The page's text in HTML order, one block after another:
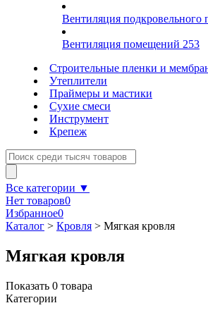
Вентиляция подкровельного
Вентиляция помещений 253
Строительные пленки и
Утеплители
Праймеры и мастики
Сухие смеси
Инструмент
Крепеж
Все категории ▼
Нет товаров0
Избранное0
Каталог > Кровля > Мягкая кровля
Мягкая кровля
Показать 0 товара
Категории